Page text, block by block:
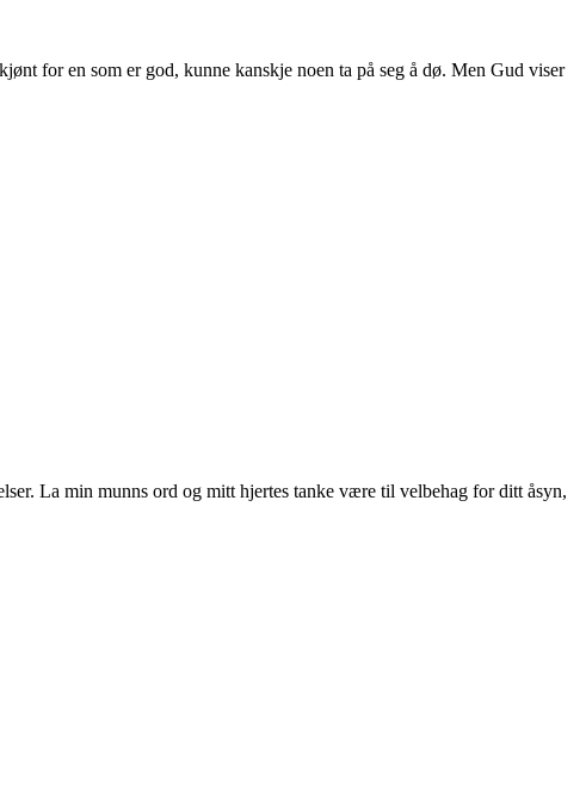
for en som er god, kunne kanskje noen ta på seg å dø. Men Gud viser
La min munns ord og mitt hjertes tanke være til velbehag for ditt åsyn,